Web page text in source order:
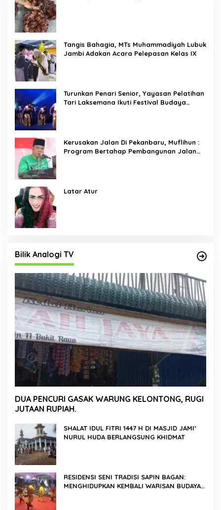
Tangis Bahagia, MTs Muhammadiyah Lubuk
Jambi Adakan Acara Pelepasan Kelas IX
Turunkan Penari Senior, Yayasan Pelatihan
Tari Laksemana Ikuti Festival Budaya
Kerusakan Jalan Di Pekanbaru, Muflihun :
Program Bertahap Pembangunan Jalan
Latar Atur
Bilik Analogi TV
DUA PENCURI GASAK WARUNG KELONTONG, RUGI
JUTAAN RUPIAH.
SHALAT IDUL FITRI 1447 H DI MASJID JAMI’
NURUL HUDA BERLANGSUNG KHIDMAT
RESIDENSI SENI TRADISI SAPIN BAGAN:
MENGHIDUPKAN KEMBALI WARISAN BUDAYA